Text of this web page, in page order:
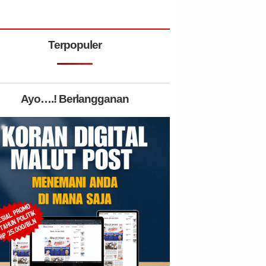
Terpopuler
Ayo….! Berlangganan